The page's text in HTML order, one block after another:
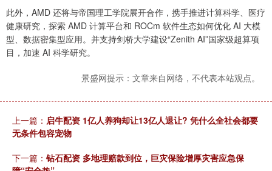
此外，AMD 还将与帝国理工学院展开合作，携手推进计算科学、医疗
健康研究，探索 AMD 计算平台和 ROCm 软件生态如何优化 AI 大模
型、数据密集型应用。并支持剑桥大学建设“Zenith AI”国家级超算项
目，加速 AI 科学研究。
景盛网提示：文章来自网络，不代表本站观点。
上一篇： 启牛配资 1亿人养狗却让13亿人退让? 凭什么全社会都要
无条件包容宠物
下一篇： 钻石配资 多地理赔款到位，巨灾保险增厚灾害应急保